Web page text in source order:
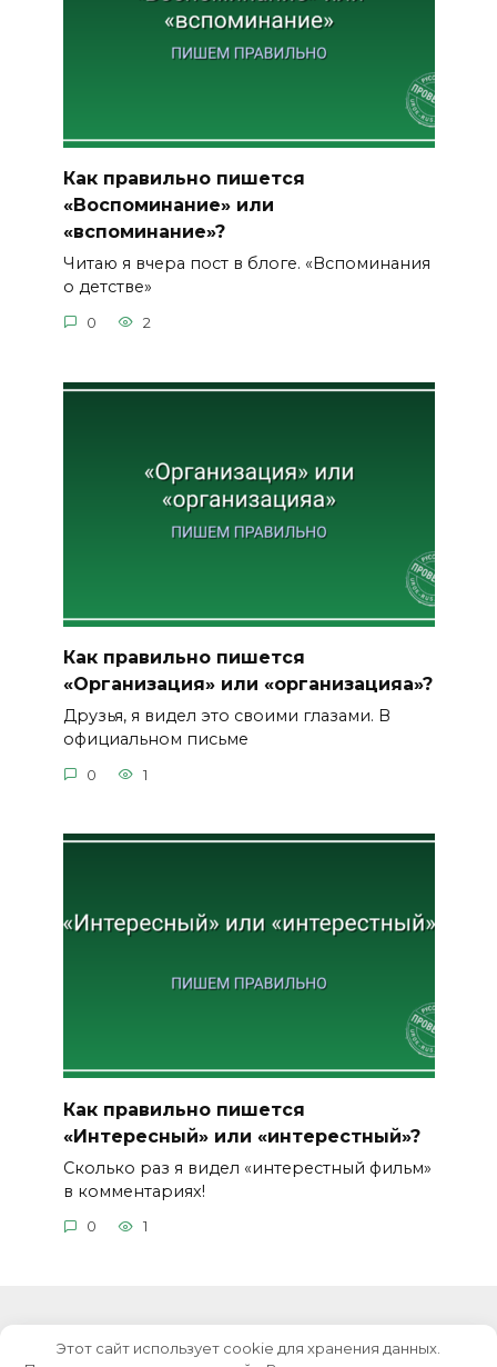
Как правильно пишется
«Воспоминание» или
«вспоминание»?
Читаю я вчера пост в блоге. «Вспоминания
о детстве»
0 2
Как правильно пишется
«Организация» или «организацияа»?
Друзья, я видел это своими глазами. В
официальном письме
0 1
Как правильно пишется
«Интересный» или «интерестный»?
Сколько раз я видел «интерестный фильм»
в комментариях!
0 1
© 2026 Уроки русского языка
Этот сайт использует cookie для хранения данных.